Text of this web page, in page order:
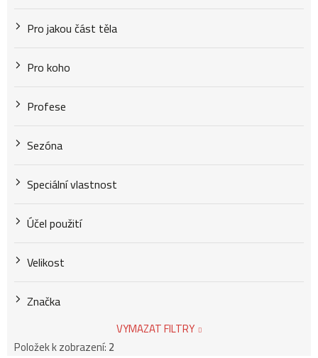
Pro jakou část těla
Pro koho
Profese
Sezóna
Speciální vlastnost
Účel použití
Velikost
Značka
VYMAZAT FILTRY
Položek k zobrazení:2